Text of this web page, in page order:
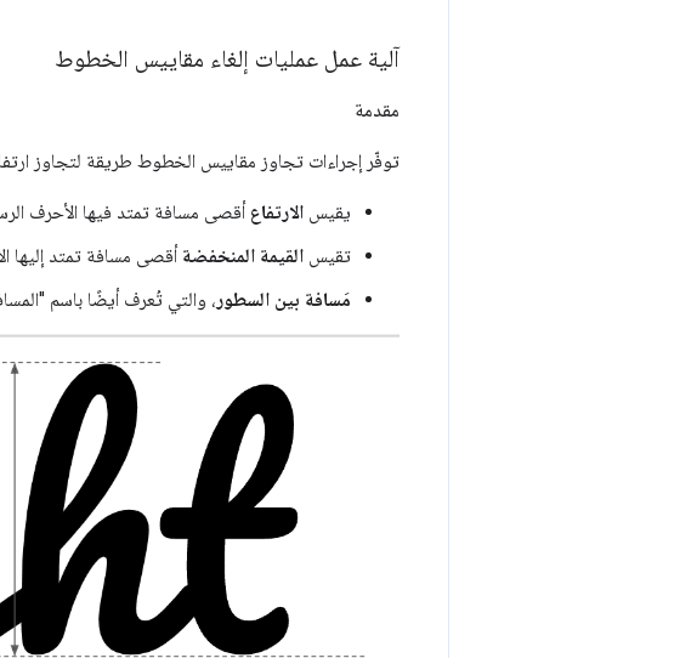
آلية عمل عمليات إلغاء مقاييس الخطوط
مقدمة
توفّر إجراءات تجاوز مقاييس الخطوط طريقة لتجاوز
يقيس الارتفاع أقصى مسافة تمتد فيها الأحرف
تقيس القيمة المنخفضة أقصى مسافة تمتد
مَسافة بين السطور ، والتي تُعرف أيضًا باسم